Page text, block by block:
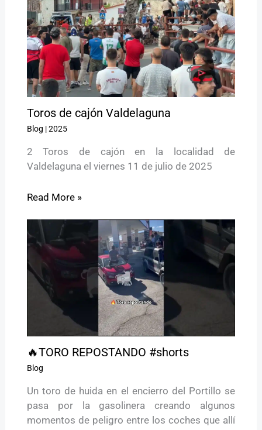
Toros de cajón Valdelaguna
Blog |2025
2 Toros de cajón en la localidad de
Valdelaguna el viernes 11 de julio de 2025
Read More »
🔥TORO REPOSTANDO #shorts
Blog
Un toro de huida en el encierro del Portillo se
pasa por la gasolinera creando algunos
momentos de peligro entre los coches que allí